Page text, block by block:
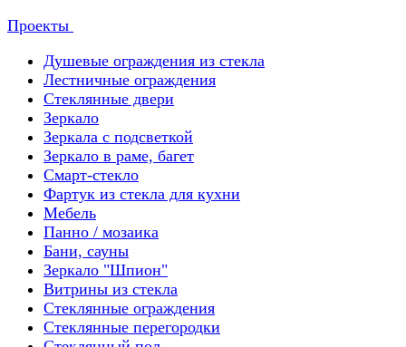
Проекты
Душевые ограждения из стекла
Лестничные ограждения
Стеклянные двери
Зеркало
Зеркала с подсветкой
Зеркало в раме, багет
Смарт-стекло
Фартук из стекла для кухни
Мебель
Панно / мозаика
Бани, сауны
Зеркало "Шпион"
Витрины из стекла
Стеклянные ограждения
Стеклянные перегородки